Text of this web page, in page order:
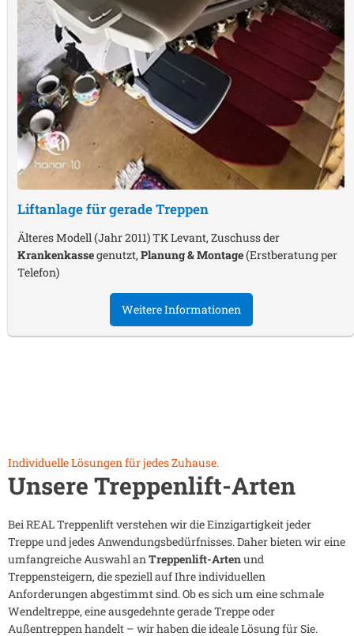
Liftanlage für gerade Treppen
Älteres Modell (Jahr 2011) TK Levant, Zuschuss der
Krankenkassegenutzt,Planung & Montage(Erstberatung per
Telefon)
Weitere Informationen
Individuelle Lösungen für jedes Zuhause.
Unsere Treppenlift-Arten
Bei REAL Treppenlift verstehen wir die Einzigartigkeit jeder
Treppe und jedes Anwendungsbedürfnisses. Daher bieten wir eine
umfangreiche Auswahl anTreppenlift-Artenund
Treppensteigern, die speziell auf Ihre individuellen
Anforderungen abgestimmt sind. Ob es sich um eine schmale
Wendeltreppe, eine ausgedehnte gerade Treppe oder
Außentreppen handelt – wir haben die ideale Lösung für Sie.